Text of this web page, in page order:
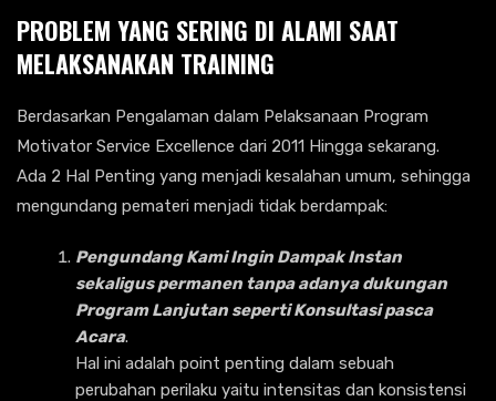
PROBLEM YANG SERING DI ALAMI SAAT
MELAKSANAKAN TRAINING
Berdasarkan Pengalaman dalam Pelaksanaan Program
Motivator Service Excellence dari 2011 Hingga sekarang.
Ada 2 Hal Penting yang menjadi kesalahan umum, sehingga
mengundang pemateri menjadi tidak berdampak:
Pengundang Kami Ingin Dampak Instan
sekaligus permanen tanpa adanya dukungan
Program Lanjutan seperti Konsultasi pasca
Acara.
Hal ini adalah point penting dalam sebuah
perubahan perilaku yaitu intensitas dan konsistensi